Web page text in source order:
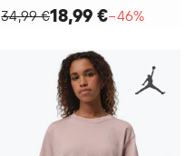
34,99 €18,99 €−46%